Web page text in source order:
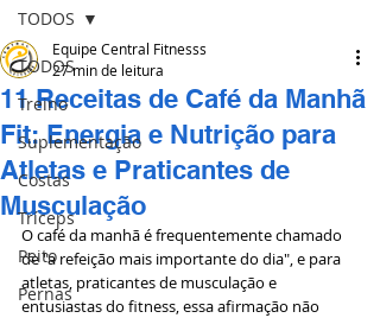
TODOS
Treino
Suplementação
Costas
Tríceps
Peito
Pernas
TODOS
11 Receitas de Café da Manhã
Fit: Energia e Nutrição para
Atletas e Praticantes de
Musculação
Equipe Central Fitnesss
27 min de leitura
O café da manhã é frequentemente chamado
de "a refeição mais importante do dia", e para
atletas, praticantes de musculação e
entusiastas do fitness, essa afirmação não